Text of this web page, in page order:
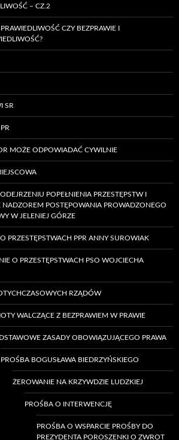
– CZ.2
CZY BEZPRAWIE I
SR
MOŻE ODPOWIADAĆ CYWILNIE
POPEŁNIENIA PRZESTĘPSTW I
NADZOREM POSTĘPOWANIA PROWADZONEGO
W JELENIEJ GÓRZE
PRZESTĘPSTWACH PPR ANNY SUROWIAK
O PRZESTĘPSTWACH PSO WOJCIECHA
RZĄDÓW
WALCZĄCE Z BEZPRAWIEM W PRAWIE
ZASADY OBOWIĄZUJĄCEGO PRAWA
PROŚBA BOGUSŁAWA BIEDRZYŃSKIEGO
ŻEROWANIE NA KRZYWDZIE LUDZKIEJ
PROŚBA O INTERWENCJĘ
PROŚBA O WSPARCIE PROŚBY DO
PREZYDENTA POROSZENKI O ZWROT